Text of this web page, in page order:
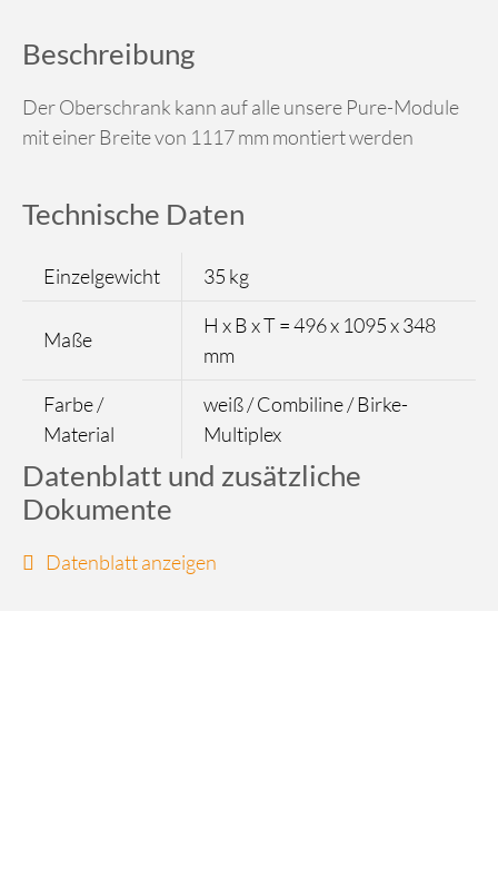
Beschreibung
Der Oberschrank kann auf alle unsere Pure-Module
mit einer Breite von 1117 mm montiert werden
Technische Daten
Einzelgewicht 35 kg
Maße
H x B x T = 496 x 1095 x 348
mm
Farbe /
Material
weiß / Combiline / Birke-
Multiplex
Datenblatt und zusätzliche
Dokumente
Datenblatt anzeigen